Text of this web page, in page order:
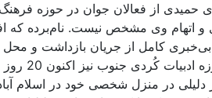
حميدی از فعالان جوان در حوزه
دليل دستگيری و اتهام وی مشخص نيست.
كامل از جريان بازداشت و محل
عباس
دليلی در منزل شخصی خود در اسلام